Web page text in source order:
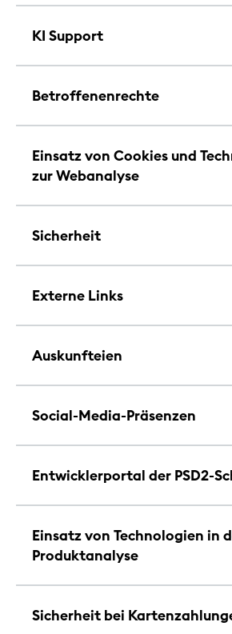
KI Support
Betroffenenrechte
Einsatz von Cookies und
zur Webanalyse
Sicherheit
Externe Links
Auskunfteien
Social-Media-Präsenzen
Entwicklerportal der PSD2-
Einsatz von Technologien in
Produktanalyse
Sicherheit bei